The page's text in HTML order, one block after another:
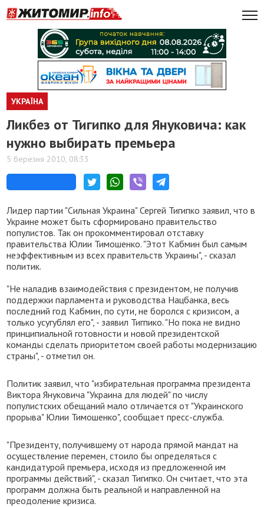
УКРАЇНА
Ликбез от Тигипко для Януковича: как
нужно выбирать премьера
5 березня 2010, 08:33
Лидер партии "Сильная Украина" Сергей Тигипко заявил, что в
Украине может быть сформировано правительство
популистов. Так он прокомментировал отставку
правительства Юлии Тимошенко. "Этот Кабмин был самым
неэффективным из всех правительств Украины", - сказал
политик.
"Не наладив взаимодействия с президентом, не получив
поддержки парламента и руководства Нацбанка, весь
последний год Кабмин, по сути, не боролся с кризисом, а
только усугублял его", - заявил Тигпико. "Но пока не видно
принципиальной готовности и новой президентской
команды сделать приоритетом своей работы модернизацию
страны", - отметил он.
Политик заявил, что "избирательная программа президента
Виктора Януковича "Украина для людей" по числу
популистских обещаний мало отличается от "Украинского
прорыва" Юлии Тимошенко", сообщает пресс-служба.
"Президенту, получившему от народа прямой мандат на
осуществление перемен, стоило бы определяться с
кандидатурой премьера, исходя из предложенной им
программы действий", - сказал Тигипко. Он считает, что эта
программ должна быть реальной и направленной на
преодоление кризиса.